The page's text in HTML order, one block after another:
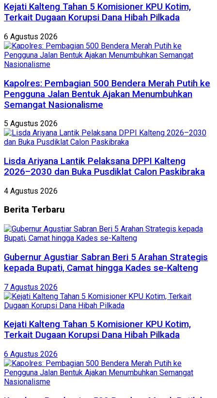
Kejati Kalteng Tahan 5 Komisioner KPU Kotim,
Terkait Dugaan Korupsi Dana Hibah Pilkada
6 Agustus 2026
Kapolres: Pembagian 500 Bendera Merah Putih ke
Pengguna Jalan Bentuk Ajakan Menumbuhkan
Semangat Nasionalisme
5 Agustus 2026
Lisda Ariyana Lantik Pelaksana DPPI Kalteng
2026–2030 dan Buka Pusdiklat Calon Paskibraka
4 Agustus 2026
Berita Terbaru
Gubernur Agustiar Sabran Beri 5 Arahan Strategis
kepada Bupati, Camat hingga Kades se-Kalteng
7 Agustus 2026
Kejati Kalteng Tahan 5 Komisioner KPU Kotim,
Terkait Dugaan Korupsi Dana Hibah Pilkada
6 Agustus 2026